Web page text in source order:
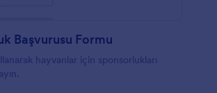
Başvurusu Formu
hayvanlar için sponsorlukları